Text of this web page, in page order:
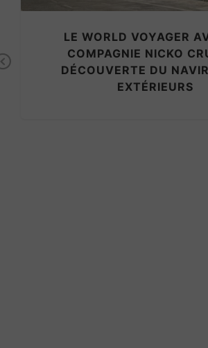
Previous
LE WORLD VOYAGER
COMPAGNIE NICKO
DÉCOUVERTE DU
EXTÉRIEURS